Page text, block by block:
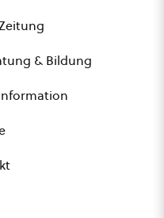
& Bildung